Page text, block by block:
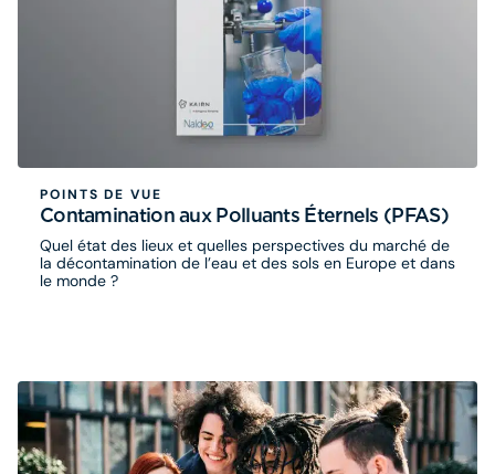
POINTS DE VUE
Contamination aux Polluants Éternels (PFAS)
Quel état des lieux et quelles perspectives du marché de
la décontamination de l’eau et des sols en Europe et dans
le monde ?